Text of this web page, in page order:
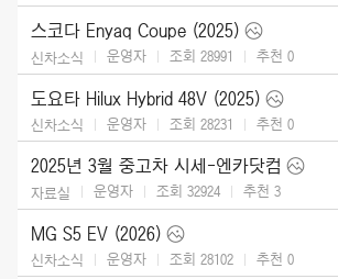
스코다 Enyaq Coupe (2025)
신차소식 운영자 조회 28991 추천 0
도요타 Hilux Hybrid 48V (2025)
신차소식 운영자 조회 28231 추천 0
2025년 3월 중고차 시세-엔카닷컴
자료실 운영자 조회 32924 추천 3
MG S5 EV (2026)
신차소식 운영자 조회 28102 추천 0